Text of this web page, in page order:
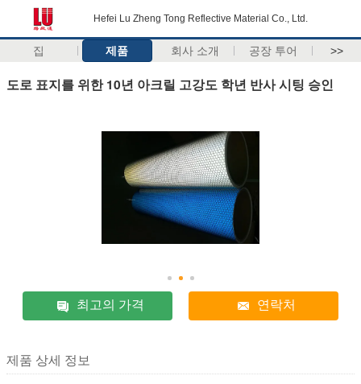
Hefei Lu Zheng Tong Reflective Material Co., Ltd.
집 제품 회사 소개 공장 투어 >>
도로 표지를 위한 10년 아크릴 고강도 학년 반사 시팅 승인
최고의 가격 연락처
제품 상세 정보